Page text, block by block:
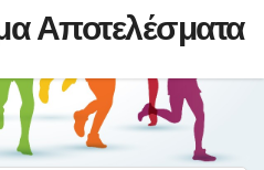
Αποτελέσματα